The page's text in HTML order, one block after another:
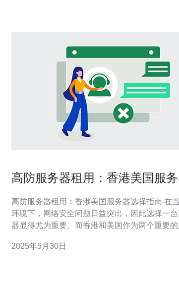
高防服务器租用：香港美国服
高防服务器租用：香港美国服务器选择指南 在当前互联网
环境下，网络安全问题日益突出，因此选择一
器显得尤为重要。而香港和美国作为两个重要
您介绍如何选择适合您需求的香港美国高防服务器。
2025年5月30日